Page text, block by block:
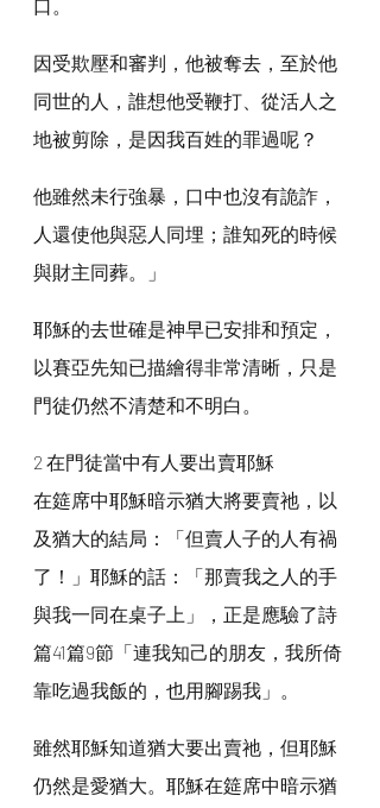
口。
因受欺壓和審判，他被奪去，至於他
同世的人，誰想他受鞭打、從活人之
地被剪除，是因我百姓的罪過呢？
他雖然未行強暴，口中也沒有詭詐，
人還使他與惡人同埋；誰知死的時候
與財主同葬。」
耶穌的去世確是神早已安排和預定，
以賽亞先知已描繪得非常清晰，只是
門徒仍然不清楚和不明白。
2 在門徒當中有人要出賣耶穌
在筵席中耶穌暗示猶大將要賣祂，以
及猶大的結局：「但賣人子的人有禍
了！」耶穌的話：「那賣我之人的手
與我一同在桌子上」，正是應驗了詩
篇41篇9節「連我知己的朋友，我所倚
靠吃過我飯的，也用腳踢我」。
雖然耶穌知道猶大要出賣祂，但耶穌
仍然是愛猶大。耶穌在筵席中暗示猶